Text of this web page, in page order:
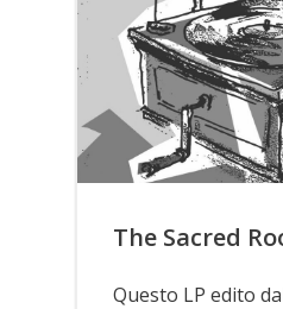
The Sacred
Questo LP edito